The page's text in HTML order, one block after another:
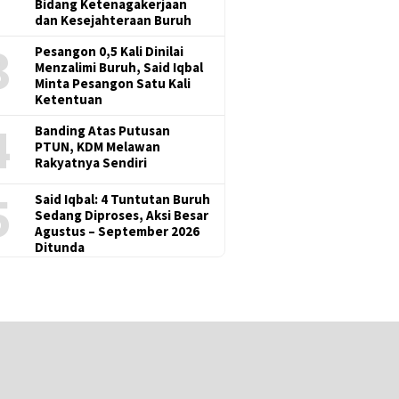
Bidang Ketenagakerjaan
dan Kesejahteraan Buruh
Pesangon 0,5 Kali Dinilai
Menzalimi Buruh, Said Iqbal
Minta Pesangon Satu Kali
Ketentuan
Banding Atas Putusan
PTUN, KDM Melawan
Rakyatnya Sendiri
Said Iqbal: 4 Tuntutan Buruh
Sedang Diproses, Aksi Besar
Agustus – September 2026
Ditunda